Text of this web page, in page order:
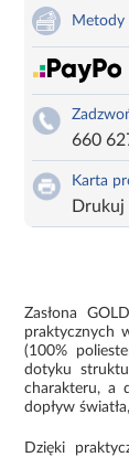
Metody
660
Karta
Drukuj
Zasłona
praktycznych
(100%
dotyku
charakteru, a
dopływ
Dzięki